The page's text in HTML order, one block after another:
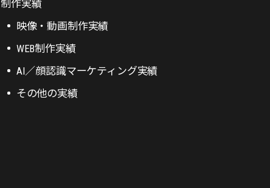
制作実績
映像・動画制作実績
WEB制作実績
AI／顔認識マーケティング実績
その他の実績